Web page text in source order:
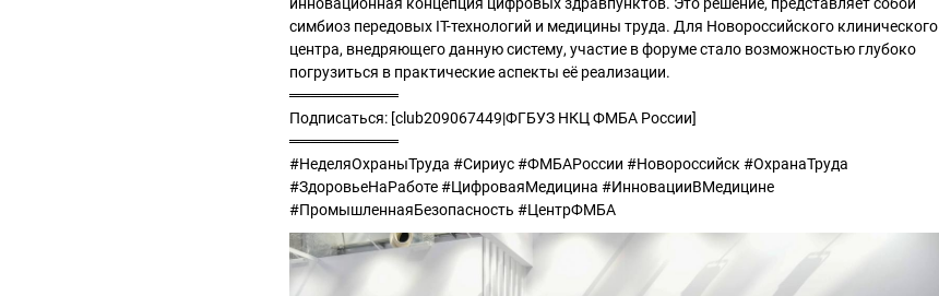
симбиоз передовых IT-технологий и медицины труда. Для Новороссийского клинического
центра, внедряющего данную систему, участие в форуме стало возможностью глубоко
погрузиться в практические аспекты её реализации.
══════════
Подписаться: [club209067449|ФГБУЗ НКЦ ФМБА России]
══════════
#НеделяОхраныТруда #Сириус #ФМБАРоссии #Новороссийск #ОхранаТруда
#ЗдоровьеНаРаботе #ЦифроваяМедицина #ИнновацииВМедицине
#ПромышленнаяБезопасность #ЦентрФМБА